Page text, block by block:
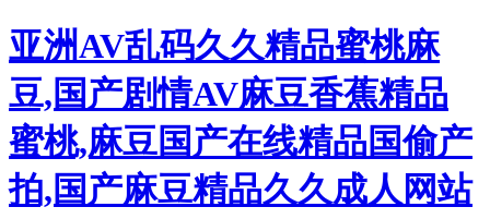
亚洲AV乱码久久精品蜜桃麻
豆,国产剧情AV麻豆香蕉精品
蜜桃,麻豆国产在线精品国偷产
拍,国产麻豆精品久久成人网站